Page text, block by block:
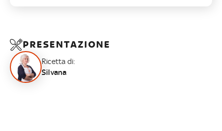
PRESENTAZIONE
Ricetta di:
Silvana